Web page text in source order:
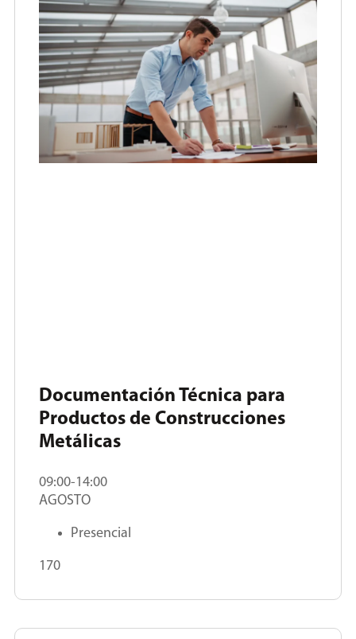
Documentación Técnica para
Productos de Construcciones
Metálicas
09:00-14:00
AGOSTO
Presencial
170